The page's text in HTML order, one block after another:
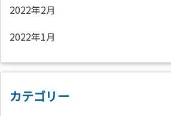
2022年2月
2022年1月
カテゴリー